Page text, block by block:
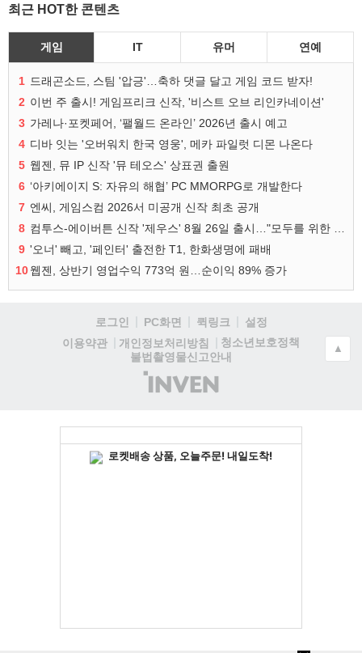
최근 HOT한 콘텐츠
게임 IT 유머 연예
1 드래곤소드, 스팀 '압긍'…축하 댓글 달고 게임 코드 받자!
2 이번 주 출시! 게임프리크 신작, '비스트 오브 리인카네이션'
3 가레나·포켓페어, ‘팰월드 온라인’ 2026년 출시 예고
4 디바 잇는 '오버워치 한국 영웅', 메카 파일럿 디몬 나온다
5 웹젠, 뮤 IP 신작 '뮤 테오스' 상표권 출원
6 ‘아키에이지 S: 자유의 해협’ PC MMORPG로 개발한다
7 엔씨, 게임스컴 2026서 미공개 신작 최초 공개
8
9 '오너' 빼고, '페인터' 출전한 T1, 한화생명에 패배
10웹젠, 상반기 영업수익 773억 원…순이익 89% 증가
로그인 PC화면 퀵링크
설정
이용약관
개인정보처리방침
청소년보호정책
불법촬영물신고안내
(주)
인
▲